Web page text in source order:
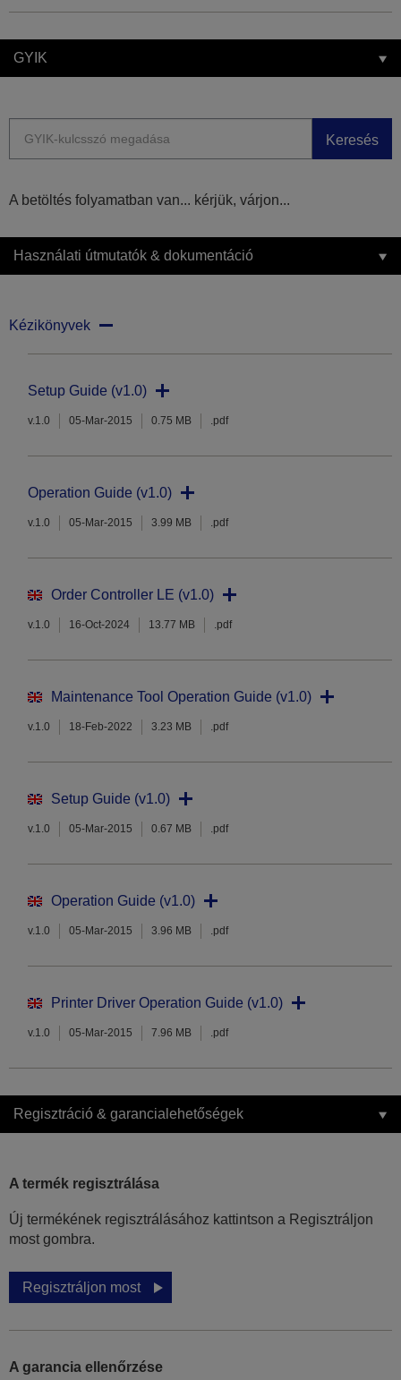
GYIK
Keresés
A betöltés folyamatban van... kérjük, várjon...
Használati útmutatók & dokumentáció
Kézikönyvek
Setup Guide (v1.0)
v.1.0 05-Mar-2015 0.75 MB .pdf
Operation Guide (v1.0)
v.1.0 05-Mar-2015 3.99 MB .pdf
Order Controller LE (v1.0)
v.1.0 16-Oct-2024 13.77 MB .pdf
Maintenance Tool Operation Guide (v1.0)
v.1.0 18-Feb-2022 3.23 MB .pdf
Setup Guide (v1.0)
v.1.0 05-Mar-2015 0.67 MB .pdf
Operation Guide (v1.0)
v.1.0 05-Mar-2015 3.96 MB .pdf
Printer Driver Operation Guide (v1.0)
v.1.0 05-Mar-2015 7.96 MB .pdf
Regisztráció & garancialehetőségek
A termék regisztrálása
Új termékének regisztrálásához kattintson a Regisztráljon
most gombra.
Regisztráljon most
A garancia ellenőrzése